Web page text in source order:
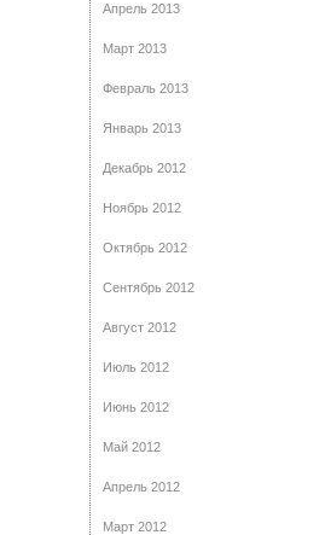
Апрель 2013
Март 2013
Февраль 2013
Январь 2013
Декабрь 2012
Ноябрь 2012
Октябрь 2012
Сентябрь 2012
Август 2012
Июль 2012
Июнь 2012
Май 2012
Апрель 2012
Март 2012